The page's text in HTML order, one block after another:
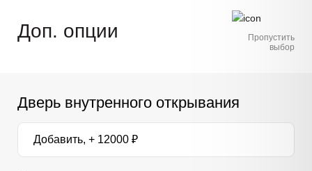
Доп. опции
Пропустить
выбор
Дверь внутренного открывания
Добавить, + 12000 ₽